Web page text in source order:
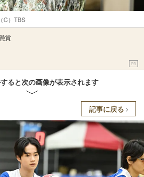
C）TBS
賞
PR
ると次の画像が表示されます
記事に戻る